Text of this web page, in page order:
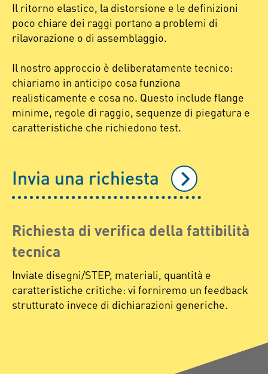
Il ritorno elastico, la distorsione e le definizioni
poco chiare dei raggi portano a problemi di
rilavorazione o di assemblaggio.
Il nostro approccio è deliberatamente tecnico:
chiariamo in anticipo cosa funziona
realisticamente e cosa no. Questo include flange
minime, regole di raggio, sequenze di piegatura e
caratteristiche che richiedono test.
Invia una richiesta
Richiesta di verifica della fattibilità
tecnica
Inviate disegni/STEP, materiali, quantità e
caratteristiche critiche: vi forniremo un feedback
strutturato invece di dichiarazioni generiche.